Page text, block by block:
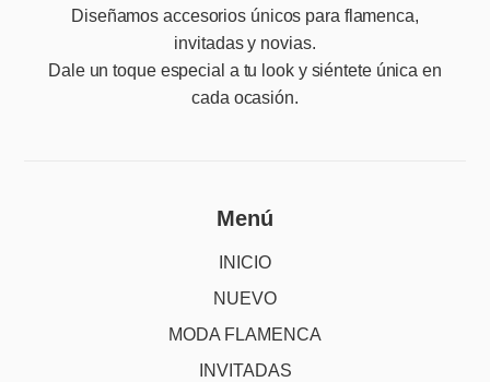
Diseñamos accesorios únicos para flamenca,
invitadas y novias.
Dale un toque especial a tu look y siéntete única en
cada ocasión.
Menú
INICIO
NUEVO
MODA FLAMENCA
INVITADAS